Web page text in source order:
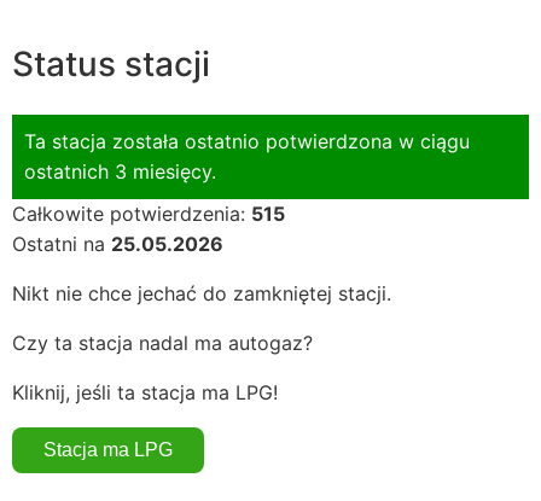
Status stacji
Ta stacja została ostatnio potwierdzona w ciągu
ostatnich 3 miesięcy.
Całkowite potwierdzenia: 515
Ostatni na 25.05.2026
Nikt nie chce jechać do zamkniętej stacji.
Czy ta stacja nadal ma autogaz?
Kliknij, jeśli ta stacja ma LPG!